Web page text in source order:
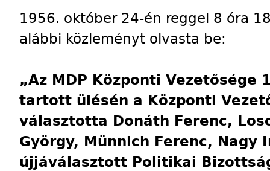
1956. október 24-én reggel 8 óra
alábbi közleményt olvasta be:
„Az MDP Központi Vezetősége
tartott ülésén a Központi
választotta Donáth Ferenc,
György, Münnich Ferenc, Nagy
újjáválasztott Politikai